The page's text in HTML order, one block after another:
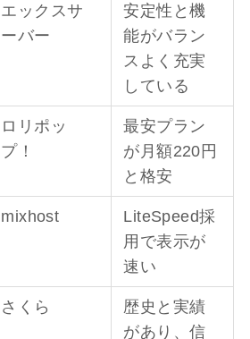
エックスサ
ーバー
安定性と機
能がバラン
スよく充実
している
ロリポッ
プ！
最安プラン
が月額220円
と格安
mixhost
LiteSpeed採
用で表示が
速い
さくら
歴史と実績
があり、信